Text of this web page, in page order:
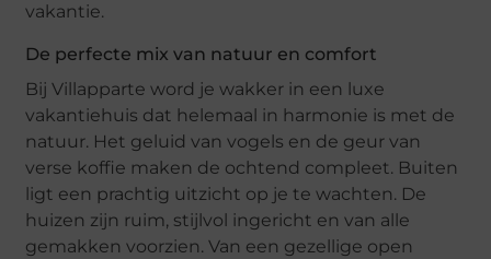
vakantie.
De perfecte mix van natuur en comfort
Bij Villapparte word je wakker in een luxe
vakantiehuis dat helemaal in harmonie is met de
natuur. Het geluid van vogels en de geur van
verse koffie maken de ochtend compleet. Buiten
ligt een prachtig uitzicht op je te wachten. De
huizen zijn ruim, stijlvol ingericht en van alle
gemakken voorzien. Van een gezellige open